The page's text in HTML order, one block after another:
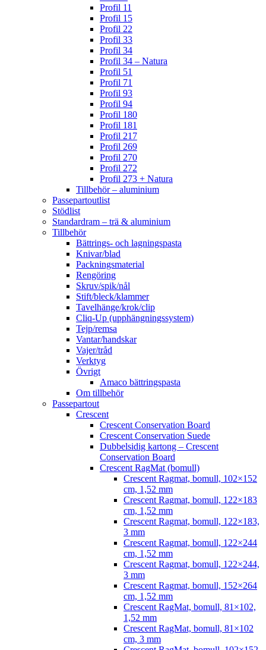
Profil 11
Profil 15
Profil 22
Profil 33
Profil 34
Profil 34 – Natura
Profil 51
Profil 71
Profil 93
Profil 94
Profil 180
Profil 181
Profil 217
Profil 269
Profil 270
Profil 272
Profil 273 + Natura
Tillbehör – aluminium
Passepartoutlist
Stödlist
Standardram – trä & aluminium
Tillbehör
Bättrings- och lagningspasta
Knivar/blad
Packningsmaterial
Rengöring
Skruv/spik/nål
Stift/bleck/klammer
Tavelhänge/krok/clip
Cliq-Up (upphängningssystem)
Tejp/remsa
Vantar/handskar
Vajer/tråd
Verktyg
Övrigt
Amaco bättringspasta
Om tillbehör
Passepartout
Crescent
Crescent Conservation Board
Crescent Conservation Suede
Dubbelsidig kartong – Crescent
Conservation Board
Crescent RagMat (bomull)
Crescent Ragmat, bomull, 102×152
cm, 1,52 mm
Crescent Ragmat, bomull, 122×183
cm, 1,52 mm
Crescent Ragmat, bomull, 122×183,
3 mm
Crescent Ragmat, bomull, 122×244
cm, 1,52 mm
Crescent Ragmat, bomull, 122×244,
3 mm
Crescent Ragmat, bomull, 152×264
cm, 1,52 mm
Crescent RagMat, bomull, 81×102,
1,52 mm
Crescent RagMat, bomull, 81×102
cm, 3 mm